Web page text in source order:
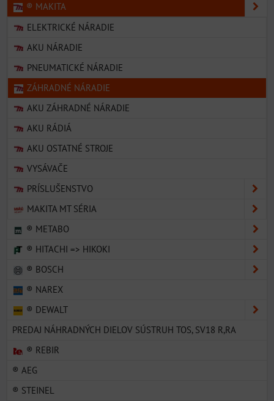
® MAKITA
ELEKTRICKÉ NÁRADIE
AKU NÁRADIE
PNEUMATICKÉ NÁRADIE
ZÁHRADNÉ NÁRADIE
AKU ZÁHRADNÉ NÁRADIE
AKU RÁDIÁ
AKU OSTATNÉ STROJE
VYSÁVAČE
PRÍSLUŠENSTVO
MAKITA MT SÉRIA
® METABO
® HITACHI => HIKOKI
® BOSCH
® NAREX
® DEWALT
PREDAJ NÁHRADNÝCH DIELOV SÚSTRUH TOS, SV18 R,RA
® REBIR
® AEG
® STEINEL